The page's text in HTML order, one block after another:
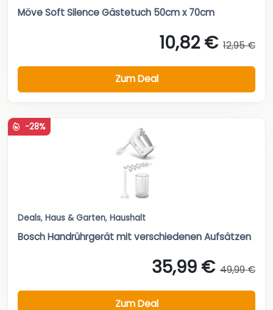
Möve Soft Silence Gästetuch 50cm x 70cm
10,82 € 12,95 €
Zum Deal
-28%
Deals, Haus & Garten, Haushalt
Bosch Handrührgerät mit verschiedenen Aufsätzen
35,99 € 49,99 €
Zum Deal